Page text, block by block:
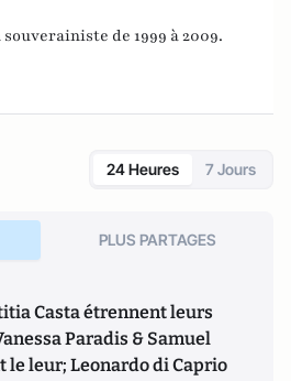
de 1999 à 2009.
24 Heures 7 Jours
PLUS PARTAGES
Casta étrennent leurs
Paradis & Samuel
leur; Leonardo di Caprio